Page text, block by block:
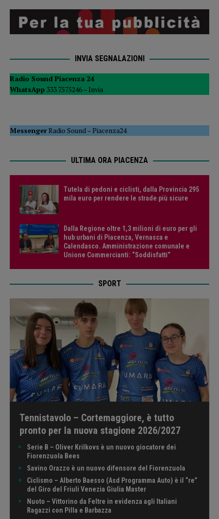
INVIA SEGNALAZIONI
Radio Sound Piacenza 24
WhatsApp 333 7575246 – Invia
MessengerRadio Sound–Piacenza24
ULTIMA ORA PIACENZA
Tutela di pedoni e ciclisti, dalla Provincia 295
mila euro per rendere le strade più sicure
Dalla Regione oltre 1,3 milioni di euro per gli
hub urbani di Piacenza, Vernasca e
Calendasco. Amministrazione comunale e
Unione Commercianti: “Soddisfatti”
SPORT
Tennistavolo – Cortemaggiore, è tutto
pronto per la nuova stagione 2026/2027
Serie B – Oliver Krilkovs è un nuovo giocatore dei
Fiorenzuola Bees
Savino Orazzo è un nuovo difensore del Fiorenzuola
Ciclismo – Alberto Baesso (Asd Programma Auto) è il “re”
del Giro del Friuli Venezia Giulia Master
Nuoto – Vittorino da Feltre in evidenza agli Italiani
Ragazzi con Pilla e Barbazza